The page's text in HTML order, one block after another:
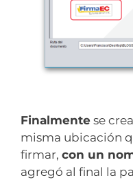
Finalmentese
misma ubicación
firmar, con un
agregó al final la